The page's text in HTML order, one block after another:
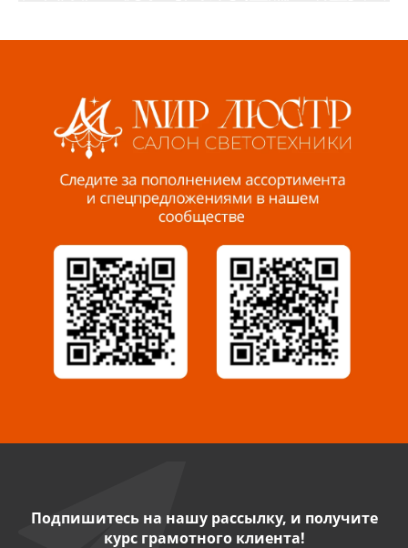
Пенза, ул. Пролетарская, 61 ТЦ "Стройбери"
Миасс, ул. Романенко, 95
8 922 500 30 39
Сызрань, ул. Декабристов, 1А
8 927 009 54 63
Саратов, ул. Танкистов, 37 (БЦ «Дикомп»)
Нефтекамск, ул. Ленина, 62
Подпишитесь на нашу рассылку, и получите
курс грамотного клиента!